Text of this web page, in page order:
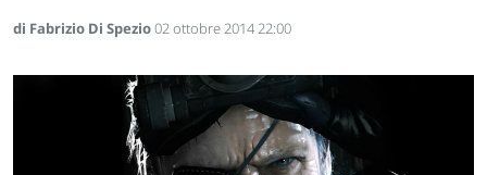
di Fabrizio Di Spezio02 ottobre 2014 22:00